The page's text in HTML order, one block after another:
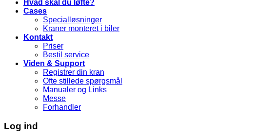
Hvad skal du løfte?
Cases
Specialløsninger
Kraner monteret i biler
Kontakt
Priser
Bestil service
Viden & Support
Registrer din kran
Ofte stillede spørgsmål
Manualer og Links
Messe
Forhandler
Log ind